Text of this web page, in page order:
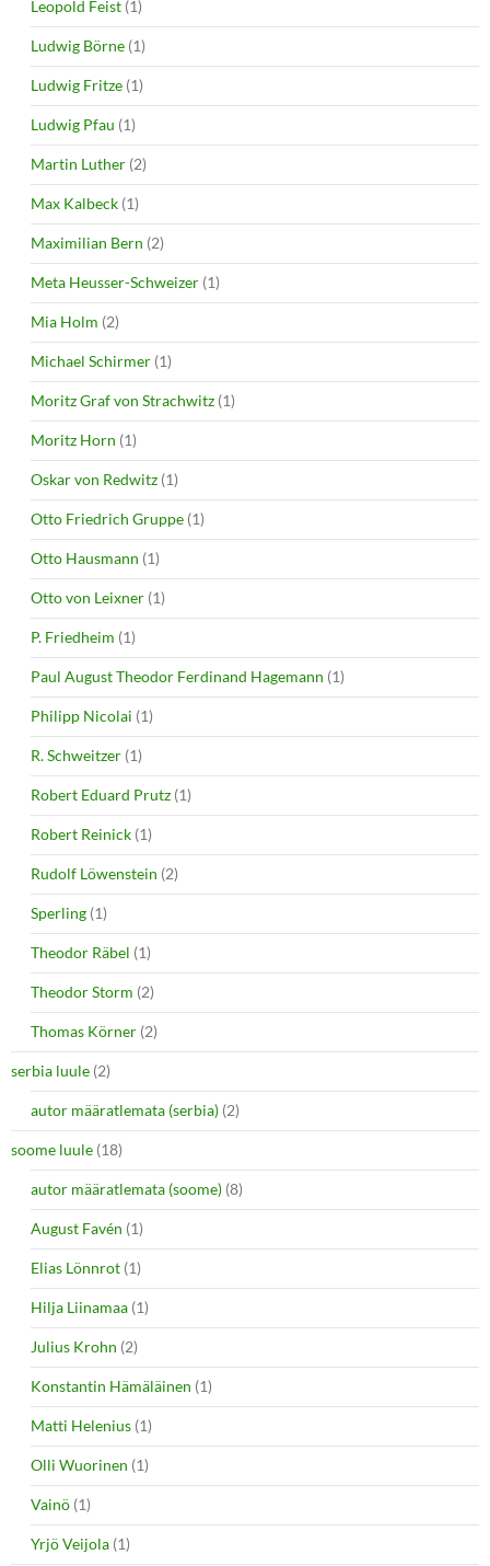
Leopold Feist (1)
Ludwig Börne (1)
Ludwig Fritze (1)
Ludwig Pfau (1)
Martin Luther (2)
Max Kalbeck (1)
Maximilian Bern (2)
Meta Heusser-Schweizer (1)
Mia Holm (2)
Michael Schirmer (1)
Moritz Graf von Strachwitz (1)
Moritz Horn (1)
Oskar von Redwitz (1)
Otto Friedrich Gruppe (1)
Otto Hausmann (1)
Otto von Leixner (1)
P. Friedheim (1)
Paul August Theodor Ferdinand Hagemann (1)
Philipp Nicolai (1)
R. Schweitzer (1)
Robert Eduard Prutz (1)
Robert Reinick (1)
Rudolf Löwenstein (2)
Sperling (1)
Theodor Räbel (1)
Theodor Storm (2)
Thomas Körner (2)
serbia luule (2)
autor määratlemata (serbia) (2)
soome luule (18)
autor määratlemata (soome) (8)
August Favén (1)
Elias Lönnrot (1)
Hilja Liinamaa (1)
Julius Krohn (2)
Konstantin Hämäläinen (1)
Matti Helenius (1)
Olli Wuorinen (1)
Vainö (1)
Yrjö Veijola (1)